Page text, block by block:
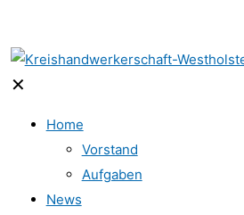
✕
Home
Vorstand
Aufgaben
News